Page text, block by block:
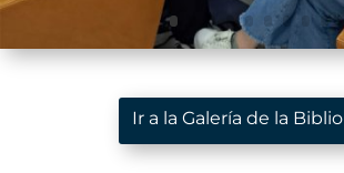
Ir a la Galería de la Biblio